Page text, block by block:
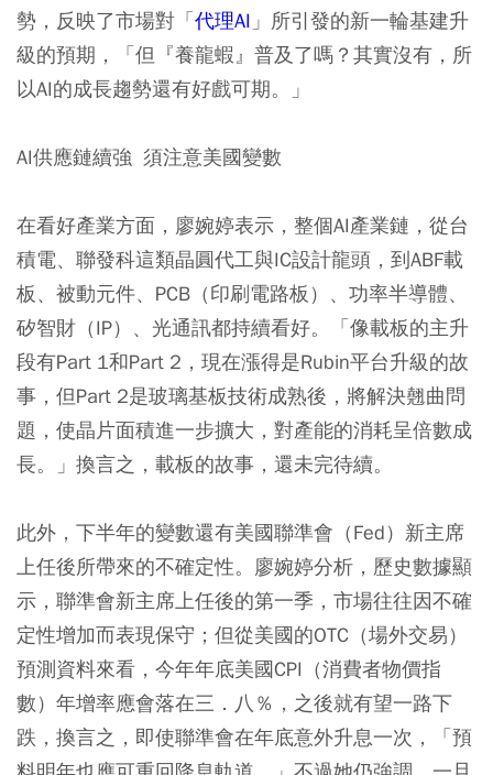
勢，反映了市場對「代理AI 」所引發的新一輪基建升
級的預期，「但『養龍蝦』普及了嗎？其實沒有，所
以AI的成長趨勢還有好戲可期。」
AI供應鏈續強 須注意美國變數
在看好產業方面，廖婉婷表示，整個AI產業鏈，從台
積電、聯發科這類晶圓代工與IC設計龍頭，到ABF載
板、被動元件、PCB（印刷電路板）、功率半導體、
矽智財（IP）、光通訊都持續看好。「像載板的主升
段有Part 1和Part 2，現在漲得是Rubin平台升級的故
事，但Part 2是玻璃基板技術成熟後，將解決翹曲問
題，使晶片面積進一步擴大，對產能的消耗呈倍數成
長。」換言之，載板的故事，還未完待續。
此外，下半年的變數還有美國聯準會（Fed）新主席
上任後所帶來的不確定性。廖婉婷分析，歷史數據顯
示，聯準會新主席上任後的第一季，市場往往因不確
定性增加而表現保守；但從美國的OTC（場外交易）
預測資料來看，今年年底美國CPI（消費者物價指
數）年增率應會落在三．八％，之後就有望一路下
跌，換言之，即使聯準會在年底意外升息一次，「預